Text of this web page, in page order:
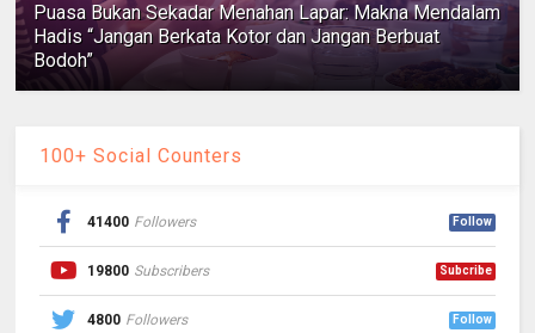
Puasa Bukan Sekadar Menahan Lapar: Makna Mendalam
Hadis “Jangan Berkata Kotor dan Jangan Berbuat
Bodoh”
100+ Social Counters
41400 Followers Follow
19800 Subscribers Subcribe
4800 Followers Follow